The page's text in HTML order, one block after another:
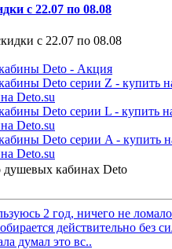
с 22.07 по 08.08
кабинах Deto
2 год, ничего не
действительно без
думал это вс..